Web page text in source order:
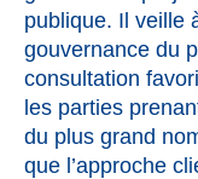
publique. Il veille
gouvernance du
consultation
les parties
du plus grand
que l’approche